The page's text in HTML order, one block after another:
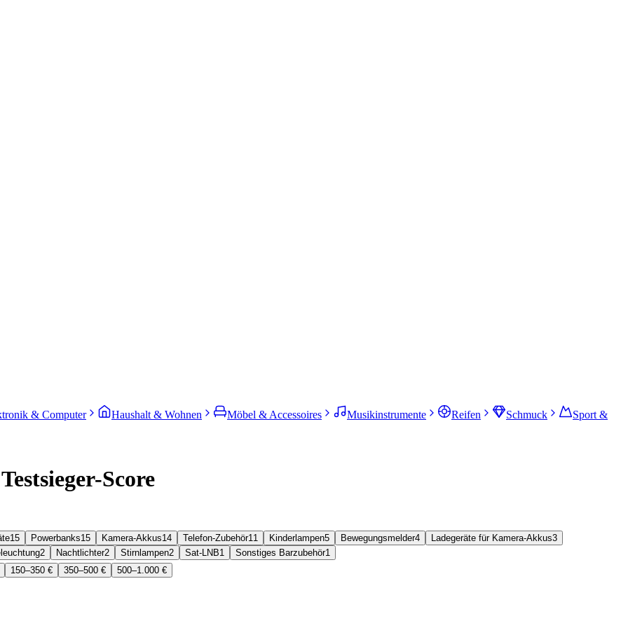
& Computer Haushalt & Wohnen Möbel & Accessoires Musikinstrumente Reifen Schmuck Sport &
Score
15 Powerbanks15 Kamera-Akkus14 Telefon-Zubehör11 Kinderlampen5 Bewegungsmelder4 Ladegeräte für Kamera-Akkus3
2 Nachtlichter2 Stirnlampen2 Sat-LNB1 Sonstiges Barzubehör1
150–350 €
350–500 € 500–1.000 €